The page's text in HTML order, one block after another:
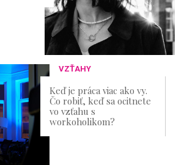
VZŤAHY
Keď je práca viac ako vy.
Čo robiť, keď sa ocitnete
vo vzťahu s
workoholikom?